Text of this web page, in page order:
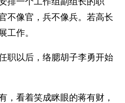
不像官，兵不像兵。若高长
工作。
以后，络腮胡子李勇开始
看着笑成眯眼的蒋有财，